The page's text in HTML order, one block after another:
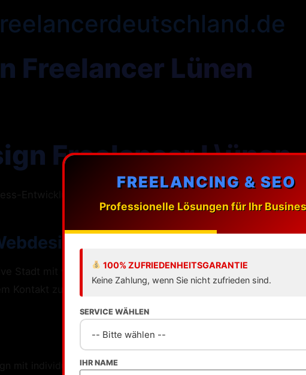
FREELANCING & SEO
Professionelle Lösungen für Ihr
100% ZUFRIEDENHEITSGARANTIE
Keine Zahlung, wenn Sie nicht zufrieden sind.
SERVICE WÄHLEN
IHR NAME
Freelancer Lünen
Freelancer L\ünen
Freelancer in L\ünen?
Stadt mit wirtschaftlichem Potenzial. Als Webdesign
mit individuellen Designs